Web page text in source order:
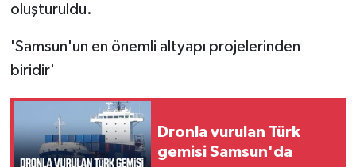
oluşturuldu.
'Samsun'un en önemli altyapı projelerinden
biridir'
Dronla vurulan Türk
gemisi Samsun'da